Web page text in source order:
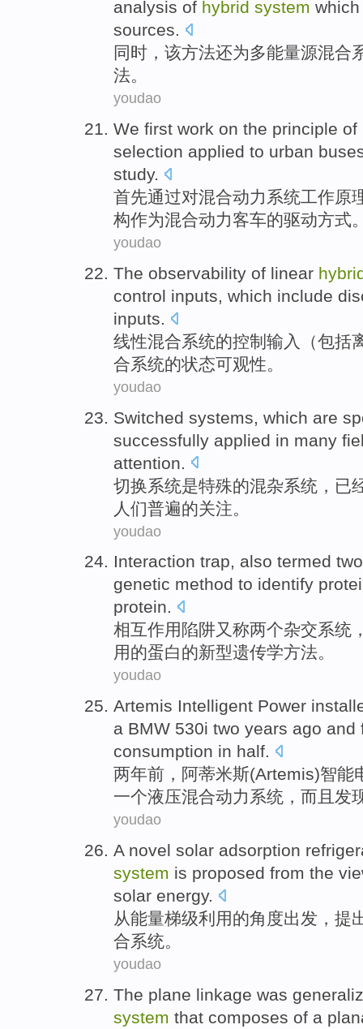
analysis of hybrid system
sources.
同时 ， 该方法还为多能量源混合
法。
youdao
We first work on the principle of
selection applied to urban
study.
首先通过对混合动力 系统工作原
构作为混合动力客车的驱动方式
youdao
The observability of linear
control inputs, which include
inputs.
线性混合系统的控制 输入 （包括
合系统的状态可观性。
youdao
Switched systems which are
successfully applied in many
attention
切换系统是特殊的混杂系统 ， 已
人们普遍的关注。
youdao
Interaction trap, also termed two
genetic method to identify
protein.
相互作用 陷阱又 称两个杂交系统
用的蛋白的新型遗传学方法。
youdao
Artemis Intelligent Power
a BMW 530i two years ago and
consumption in half.
两年前 ，阿蒂米斯(Artemis)智能
一个液压混合动力 系统 ， 而且 发
youdao
A novel solar adsorption
system is proposed from the
solar energy.
从能量梯级利用的角度出发 ， 提
合系统。
youdao
The plane linkage was
system that composes of a